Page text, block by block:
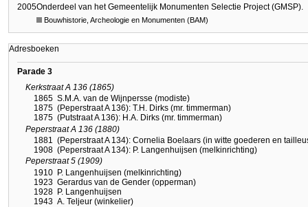
2005Onderdeel van het Gemeentelijk Monumenten Selectie Project (GMSP).
Bouwhistorie, Archeologie en Monumenten (BAM)
Adresboeken
Parade 3
Kerkstraat A 136 (1865)
1865 S.M.A. van de Wijnpersse (modiste)
1875 (Peperstraat A 136): T.H. Dirks (mr. timmerman)
1875 (Putstraat A 136): H.A. Dirks (mr. timmerman)
Peperstraat A 136 (1880)
1881 (Peperstraat A 134): Cornelia Boelaars (in witte goederen en
1908 (Peperstraat A 134): P. Langenhuijsen (melkinrichting)
Peperstraat 5 (1909)
1910 P. Langenhuijsen (melkinrichting)
1923 Gerardus van de Gender (opperman)
1928 P. Langenhuijsen
1943 A. Teljeur (winkelier)